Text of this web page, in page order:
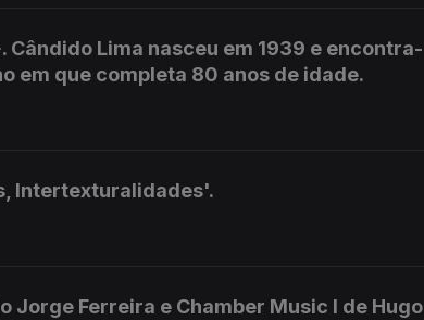
Cândido Lima nasceu em 1939 e encontra-
em que completa 80 anos de idade.
Intertexturalidades'.
Ferreira e Chamber Music I de Hugo